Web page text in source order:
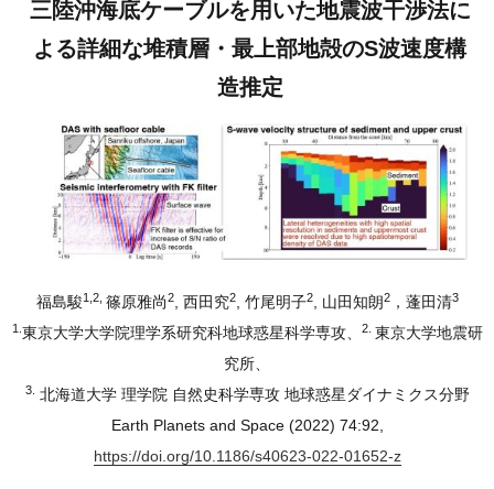
三陸沖海底ケーブルを用いた地震波干渉法に
よる詳細な堆積層・最上部地殻のS波速度構
造推定
福島駿1,2, 篠原雅尚2, 西田究2, 竹尾明子2, 山田知朗2，蓬田清3
1. 東京大学大学院理学系研究科地球惑星科学専攻、 2. 東京大学地震研
究所、
3. 北海道大学 理学院 自然史科学専攻 地球惑星ダイナミクス分野
Earth Planets and Space (2022) 74:92,
https://doi.org/10.1186/s40623-022-01652-z